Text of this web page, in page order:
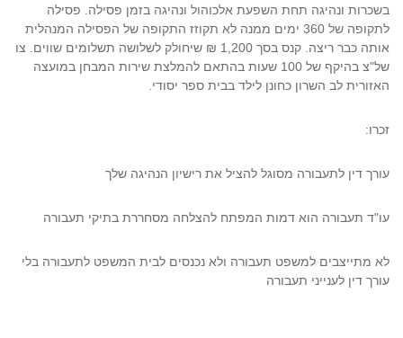
בשכרות ונהיגה תחת השפעת אלכוהול ונהיגה בזמן פסילה. פסילה
לתקופה של 360 ימים ממנה לא תקוזז התקופה של הפסילה המנהלית
אותה כבר ריצה. קנס בסך 1,200 ₪ שיחולק לשלושה תשלומים שווים. צו
של"צ בהיקף של 100 שעות בהתאם להמלצת שירות המבחן במועצה
האזורית לב השרון כחונן לילד בבית ספר יסודי.
זכרו:
עורך דין לתעבורה מסוגל להציל את רישיון הנהיגה שלך
עו"ד תעבורה הוא דמות המפתח להצלחה מסחררת בתיקי תעבורה
לא מתייצבים למשפט תעבורה ולא נכנסים לבית המשפט לתעבורה בלי
עורך דין לענייני תעבורה